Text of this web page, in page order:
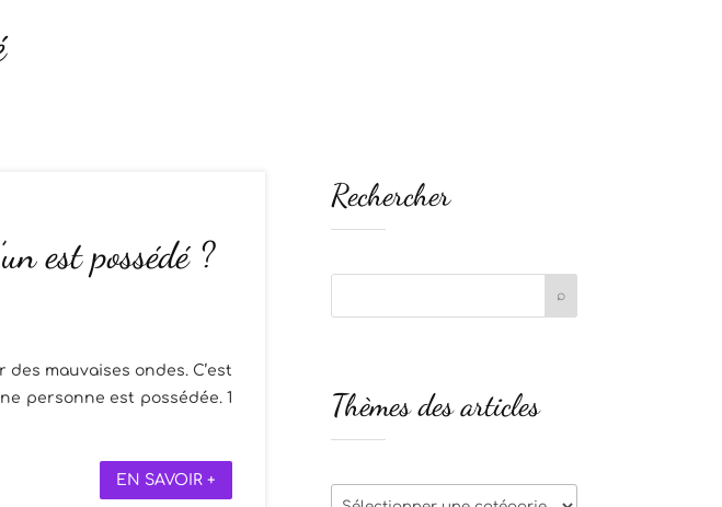
est possédé ?
mauvaises ondes. C’est
personne est possédée. 1
EN SAVOIR +
Rechercher
Thèmes des articles
Thèmes